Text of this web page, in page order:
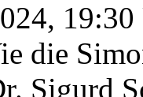
die
Sigurd